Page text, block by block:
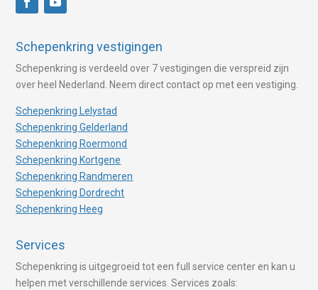
Schepenkring vestigingen
Schepenkring is verdeeld over 7 vestigingen die verspreid zijn
over heel Nederland. Neem direct contact op met een vestiging.
Schepenkring Lelystad
Schepenkring Gelderland
Schepenkring Roermond
Schepenkring Kortgene
Schepenkring Randmeren
Schepenkring Dordrecht
Schepenkring Heeg
Services
Schepenkring is uitgegroeid tot een full service center en kan u
helpen met verschillende services. Services zoals: